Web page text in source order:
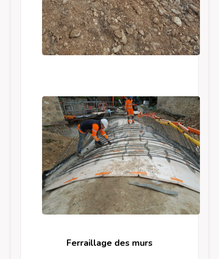
Ferraillage des murs